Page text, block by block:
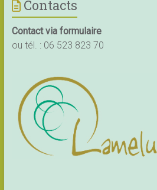
Contacts
Contact via formulaire
ou tél. : 06 523 823 70